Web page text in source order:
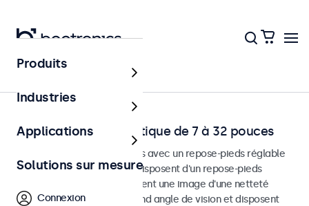
Accueil
Moniteurs de bureautique de 7 à 32 pouces
Moniteurs de bureau conçus avec un repose-pieds réglable
et robuste. Ces moniteurs disposent d'un repose-pieds
compact et stable, fournissent une image d'une netteté
exceptionnelle avec un grand angle de vision et disposent
Produits
Industries
Applications
Solutions sur mesure
Connexion